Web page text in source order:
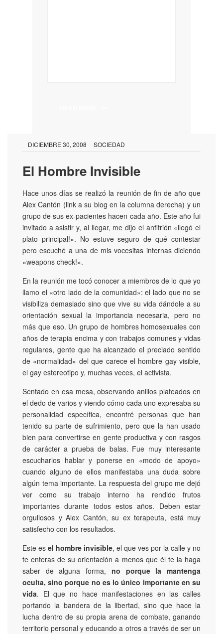
DICIEMBRE 30, 2008 SOCIEDAD
El Hombre Invisible
Hace unos días se realizó la reunión de fin de año que
Alex Cantón (link a su blog en la columna derecha) y un
grupo de sus ex-pacientes hacen cada año. Este año fui
invitado a asistir y, al llegar, me dijo el anfitrión «llegó el
plato principal!». No estuve seguro de qué contestar
pero escuché a una de mis vocesitas internas diciendo
«weapons check!».
En la reunión me tocó conocer a miembros de lo que yo
llamo el «otro lado de la comunidad»: el lado que no se
visibiliza demasiado sino que vive su vida dándole a su
orientación sexual la importancia necesaria, pero no
más que eso. Un grupo de hombres homosexuales con
años de terapia encima y con trabajos comunes y vidas
regulares, gente que ha alcanzado el preciado sentido
de «normalidad» del que carece el hombre gay visible,
el gay estereotipo y, muchas veces, el activista.
Sentado en esa mesa, observando anillos plateados en
el dedo de varios y viendo cómo cada uno expresaba su
personalidad específica, encontré personas que han
tenido su parte de sufrimiento, pero que la han usado
bien para convertirse en gente productiva y con rasgos
de carácter a prueba de balas. Fue muy interesante
escucharlos hablar y ponerse en «modo de apoyo»
cuando alguno de ellos manifestaba una duda sobre
algún tema importante. La respuesta del grupo me dejó
ver como su trabajo interno ha rendido frutos
importantes durante todos estos años. Deben estar
orgullosos y Alex Cantón, su ex terapeuta, está muy
satisfecho con los resultados.
Este es el hombre invisible, el que ves por la calle y no
te enteras de su orientación a menos que él te la haga
saber de alguna forma, no porque la mantenga
oculta, sino porque no es lo único importante en su
vida. El que no hace manifestaciones en las calles
portando la bandera de la libertad, sino que hace la
lucha dentro de su propia arena de combate, ganando
territorio personal y educando a otros a través de ser un